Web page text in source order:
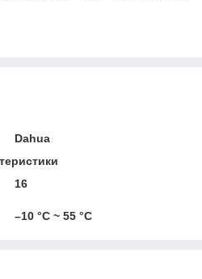
Dahua
16
–10 °C ~ 55 °C